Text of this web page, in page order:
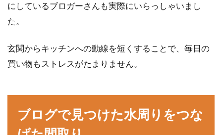
「倉庫」が必要なこともありますよね。倉庫を
オートロックの開け方の種類！解除
にしているブロガーさんも実際にいらっしゃいまし
た。
玄関からキッチンへの動線を短くすることで、毎日の
買い物もストレスがたまりません。
ブログで見つけた水周りをつな